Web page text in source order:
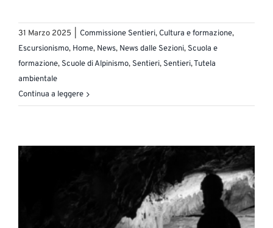
31 Marzo 2025 Commissione Sentieri, Cultura e formazione,
Escursionismo, Home, News, News dalle Sezioni, Scuola e
formazione, Scuole di Alpinismo, Sentieri, Sentieri,Tutela
ambientale
Continua a leggere